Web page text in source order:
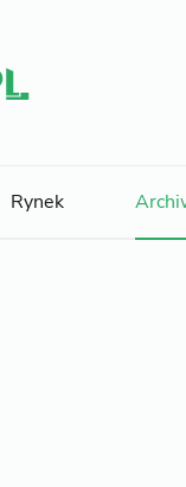
Rynek